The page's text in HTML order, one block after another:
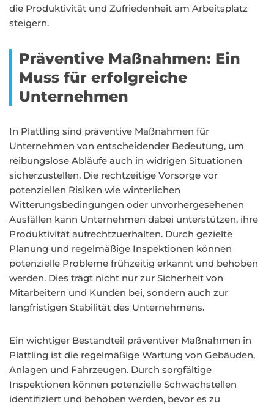
die Produktivität und Zufriedenheit am Arbeitsplatz
steigern.
Präventive Maßnahmen: Ein
Muss für erfolgreiche
Unternehmen
In Plattling sind präventive Maßnahmen für
Unternehmen von entscheidender Bedeutung, um
reibungslose Abläufe auch in widrigen Situationen
sicherzustellen. Die rechtzeitige Vorsorge vor
potenziellen Risiken wie winterlichen
Witterungsbedingungen oder unvorhergesehenen
Ausfällen kann Unternehmen dabei unterstützen, ihre
Produktivität aufrechtzuerhalten. Durch gezielte
Planung und regelmäßige Inspektionen können
potenzielle Probleme frühzeitig erkannt und behoben
werden. Dies trägt nicht nur zur Sicherheit von
Mitarbeitern und Kunden bei, sondern auch zur
langfristigen Stabilität des Unternehmens.
Ein wichtiger Bestandteil präventiver Maßnahmen in
Plattling ist die regelmäßige Wartung von Gebäuden,
Anlagen und Fahrzeugen. Durch sorgfältige
Inspektionen können potenzielle Schwachstellen
identifiziert und behoben werden, bevor es zu